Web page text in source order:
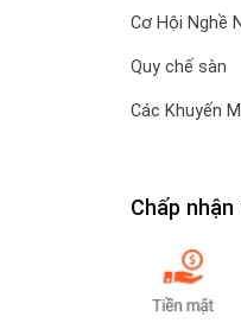
Cơ Hội Nghề
Quy chế sàn
Các Khuyến
Chấp